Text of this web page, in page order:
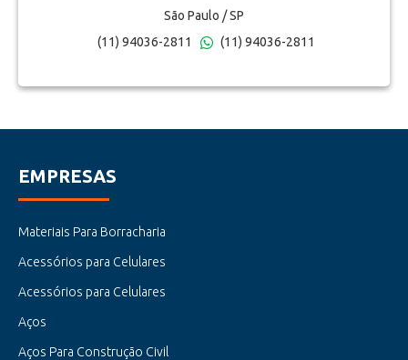
São Paulo / SP
(11) 94036-2811
(11) 94036-2811
EMPRESAS
Materiais Para Borracharia
Acessórios para Celulares
Acessórios para Celulares
Aços
Aços Para Construção Civil